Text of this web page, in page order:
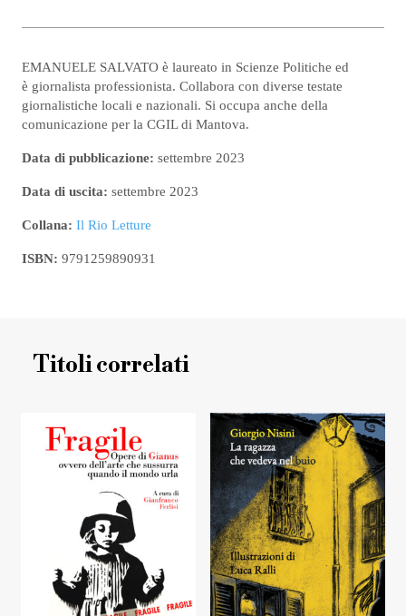
EMANUELE SALVATO è laureato in Scienze Politiche ed
è giornalista professionista. Collabora con diverse testate
giornalistiche locali e nazionali. Si occupa anche della
comunicazione per la CGIL di Mantova.
Data di pubblicazione: settembre 2023
Data di uscita: settembre 2023
Collana: Il Rio Letture
ISBN: 9791259890931
Titoli correlati